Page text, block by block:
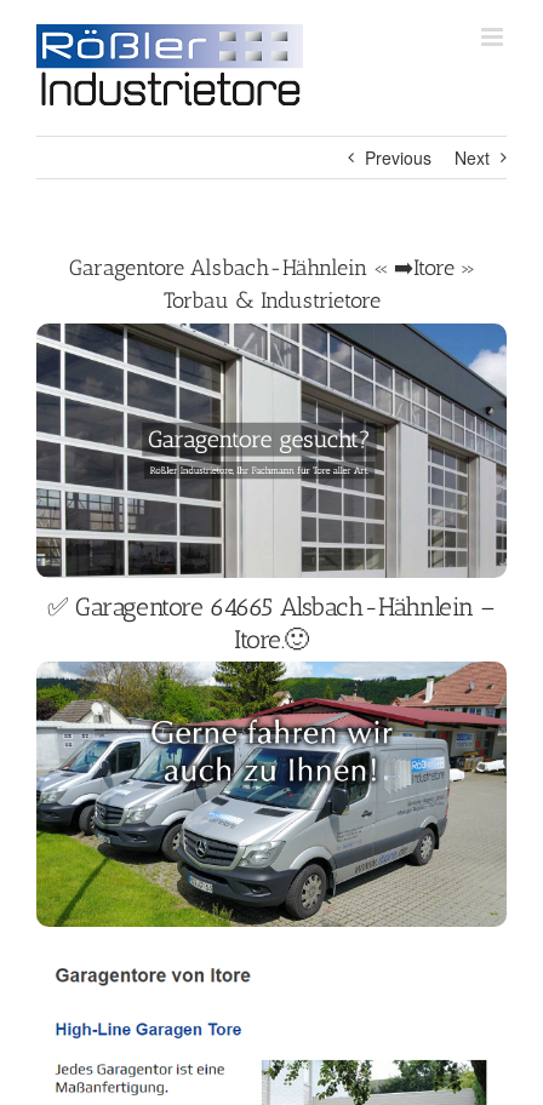
content
Previous Next
Garagentore Alsbach-Hähnlein « ➡️Itore »
Torbau & Industrietore
✅ Garagentore 64665 Alsbach-Hähnlein –
Itore.🙂